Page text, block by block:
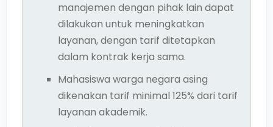
manajemen dengan pihak lain dapat
dilakukan untuk meningkatkan
layanan, dengan tarif ditetapkan
dalam kontrak kerja sama.
Mahasiswa warga negara asing
dikenakan tarif minimal 125% dari tarif
layanan akademik.